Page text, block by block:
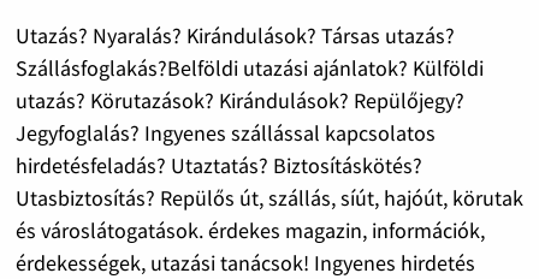
Utazás? Nyaralás? Kirándulások? Társas utazás?
Szállásfoglakás?Belföldi utazási ajánlatok? Külföldi
utazás? Körutazások? Kirándulások? Repülőjegy?
Jegyfoglalás? Ingyenes szállással kapcsolatos
hirdetésfeladás? Utaztatás? Biztosításkötés?
Utasbiztosítás? Repülős út, szállás, síút, hajóút, körutak
és városlátogatások. érdekes magazin, információk,
érdekességek, utazási tanácsok! Ingyenes hirdetés